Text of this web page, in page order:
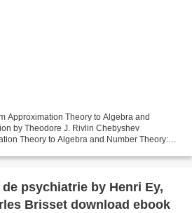
Approximation Theory to Algebra and
by Theodore J. Rivlin Chebyshev
Theory to Algebra and Number Theory:
psychiatrie by Henri Ey,
Brisset download ebook